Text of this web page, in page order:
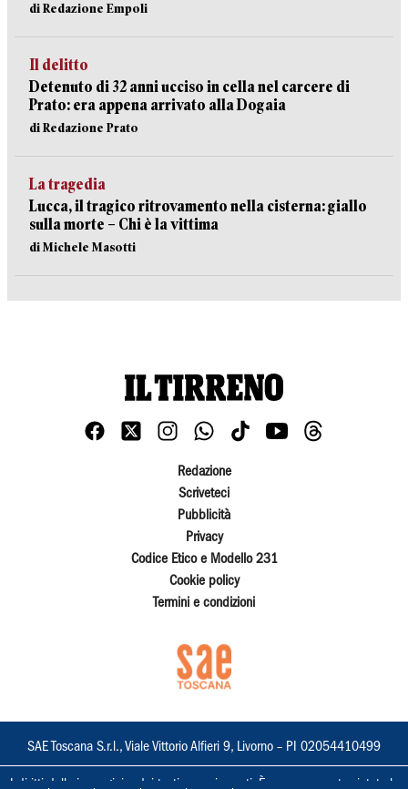
di Redazione Empoli
Il delitto
Detenuto di 32 anni ucciso in cella nel carcere di
Prato: era appena arrivato alla Dogaia
di Redazione Prato
La tragedia
Lucca, il tragico ritrovamento nella cisterna: giallo
sulla morte – Chi è la vittima
di Michele Masotti
Redazione
Scriveteci
Pubblicità
Privacy
Codice Etico e Modello 231
Cookie policy
Termini e condizioni
SAE Toscana S.r.l., Viale Vittorio Alfieri 9, Livorno – PI 02054410499
I diritti delle immagini e dei testi sono riservati. È espressamente vietata la